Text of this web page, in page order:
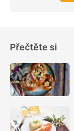
Přečtěte si